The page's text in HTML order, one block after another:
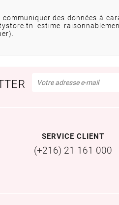
des données à
estime
SERVICE CLIENT
(+216) 21 161 000